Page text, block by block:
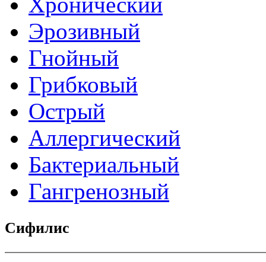
Эрозивный
Гнойный
Грибковый
Острый
Аллергический
Бактериальный
Гангренозный
Сифилис